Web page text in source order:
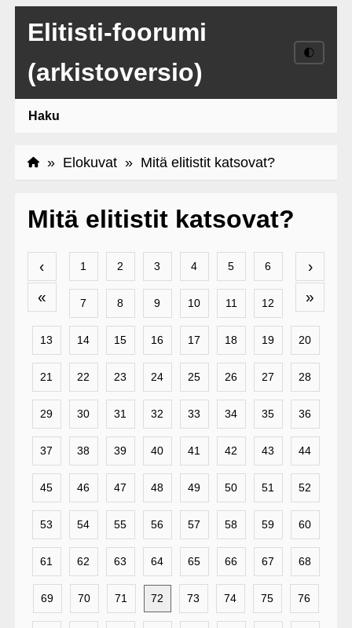
Elitisti-foorumi
(arkistoversio)
🌓
Haku
» Elokuvat» Mitä elitistit katsovat?
Mitä elitistit katsovat?
‹
«
›
»
1 2 3 4 5 6
7 8 9 10 11 12
13 14 15 16 17 18 19 20
21 22 23 24 25 26 27 28
29 30 31 32 33 34 35 36
37 38 39 40 41 42 43 44
45 46 47 48 49 50 51 52
53 54 55 56 57 58 59 60
61 62 63 64 65 66 67 68
69 70 71 72 73 74 75 76